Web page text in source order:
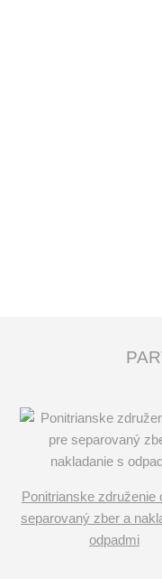
Ponitrianske združenie
separovaný zber a
odpadmi